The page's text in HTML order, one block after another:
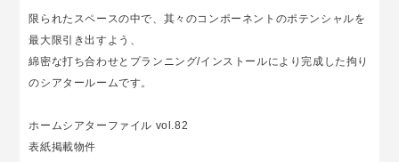
限られたスペースの中で、其々のコンポーネントのポテンシャルを
最大限引き出すよう、
綿密な打ち合わせとプランニング/インストールにより完成した拘り
のシアタールームです。
ホームシアターファイル vol.82
表紙掲載物件